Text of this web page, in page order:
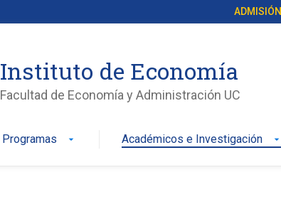
ADMISIÓN
Instituto de Economía
Facultad de Economía y Administración UC
Programas arrow_drop_down Académicos e Investigación arrow_drop_down